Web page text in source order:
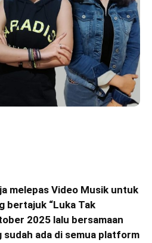
melepas Video Musik untuk
bertajuk “Luka Tak
2025 lalu bersamaan
sudah ada di semua platform